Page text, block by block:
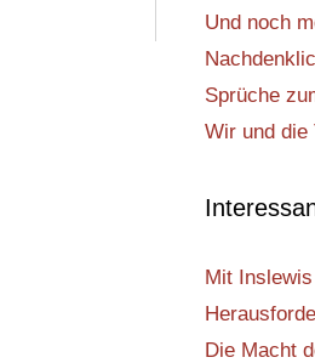
Und noch
Sprüche
Wir und die
Mit
Die Macht